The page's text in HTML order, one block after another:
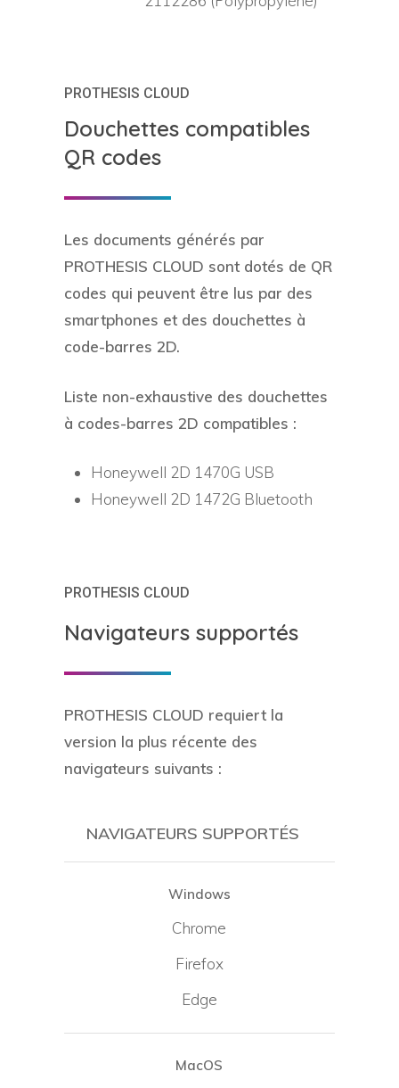
PROTHESIS CLOUD
Douchettes compatibles
QR codes
Les documents générés par
PROTHESIS CLOUD sont dotés de QR
codes qui peuvent être lus par des
smartphones et des douchettes à
code-barres 2D.
Liste non-exhaustive des douchettes
à codes-barres 2D compatibles :
Honeywell 2D 1470G USB
Honeywell 2D 1472G Bluetooth
PROTHESIS CLOUD
Navigateurs supportés
PROTHESIS CLOUD requiert la
version la plus récente des
navigateurs suivants :
NAVIGATEURS SUPPORTÉS
Windows
Chrome
Firefox
Edge
MacOS